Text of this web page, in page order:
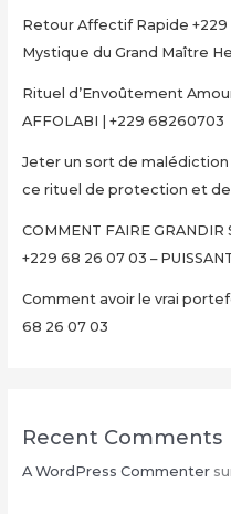
Retour Affectif Rapide +229
Mystique du Grand Maître
Rituel d’Envoûtement
AFFOLABI | +229 68260703
Jeter un sort de malédiction
ce rituel de protection et de
COMMENT FAIRE GRANDIR
+229 68 26 07 03 –
Comment avoir le vrai
68 26 07 03
Recent Comments
A WordPress Commenter